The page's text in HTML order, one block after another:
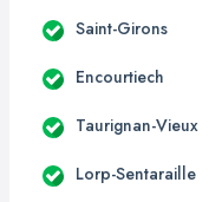
Saint-Girons
Encourtiech
Taurignan-Vieux
Lorp-Sentaraille